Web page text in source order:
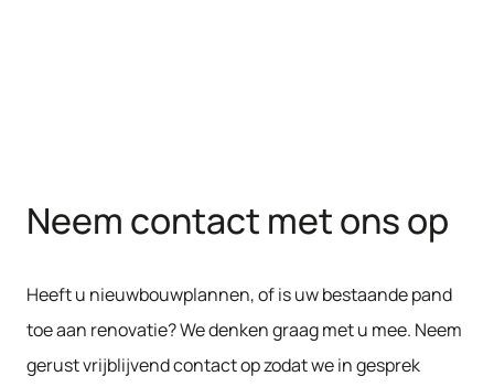
Neem contact met ons op
Heeft u nieuwbouwplannen, of is uw bestaande pand
toe aan renovatie? We denken graag met u mee. Neem
gerust vrijblijvend contact op zodat we in gesprek